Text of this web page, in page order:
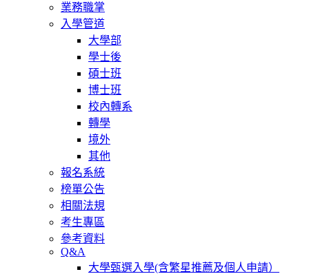
業務職掌
入學管道
大學部
學士後
碩士班
博士班
校內轉系
轉學
境外
其他
報名系統
榜單公告
相關法規
考生專區
參考資料
Q&A
大學甄選入學(含繁星推薦及個人申請）